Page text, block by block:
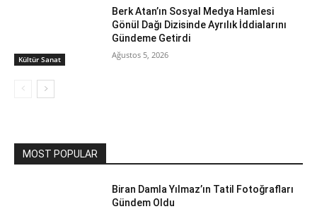
Kültür Sanat
Berk Atan’ın Sosyal Medya Hamlesi
Gönül Dağı Dizisinde Ayrılık İddialarını
Gündeme Getirdi
Ağustos 5, 2026
MOST POPULAR
Biran Damla Yılmaz’ın Tatil Fotoğrafları
Gündem Oldu